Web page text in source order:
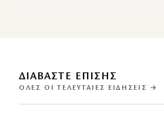
ΔΙΑΒΑΣΤΕ ΕΠΙΣΗΣ
ΌΛΕΣ ΟΙ ΤΕΛΕΥΤΑΊΕΣ ΕΙΔΉΣΕΙΣ →